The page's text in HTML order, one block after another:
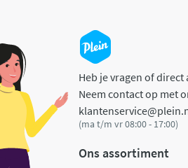
Heb je vragen of direct
Neem contact op met
(ma t/m vr 08:00 - 17:00)
Ons assortiment